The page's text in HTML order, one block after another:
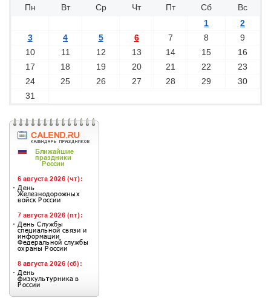
Пн Вт Ср Чт Пт Сб
Вс
1
2
3
4 5 6 7 8
9
10
11 12 13 14 15
16
17
18 19 20 21 22
23
24
25 26 27 28 29
30
31